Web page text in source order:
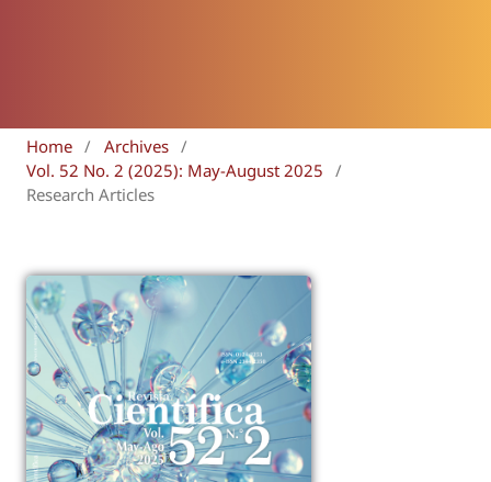
Home / Archives /
Vol. 52 No. 2 (2025): May-August 2025
/
Research Articles